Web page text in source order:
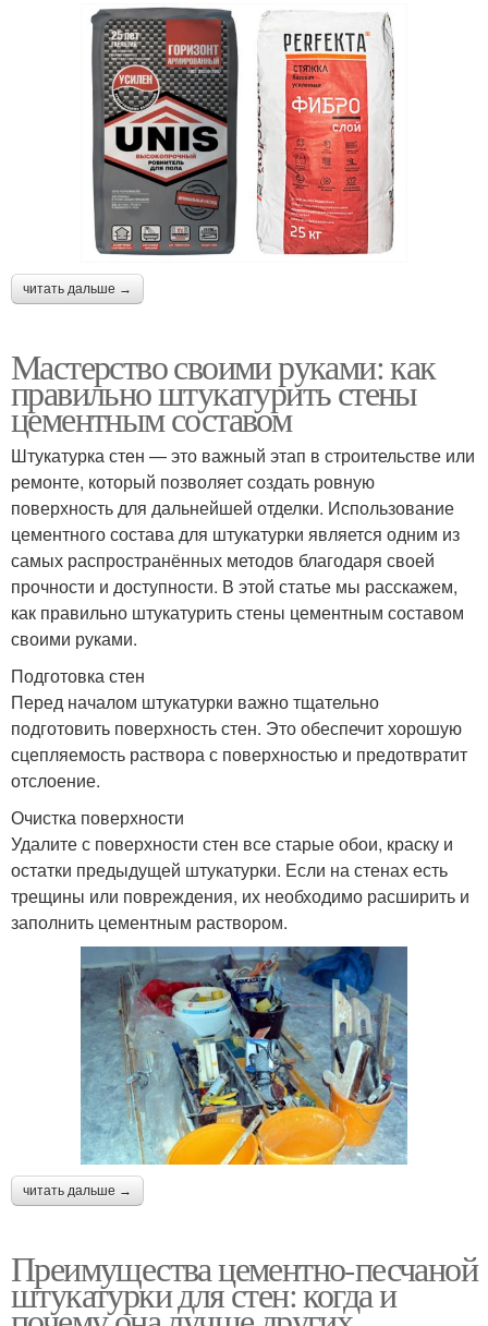
читать дальше →
Мастерство своими руками: как
правильно штукатурить стены
цементным составом
Штукатурка стен — это важный этап в строительстве или
ремонте, который позволяет создать ровную
поверхность для дальнейшей отделки. Использование
цементного состава для штукатурки является одним из
самых распространённых методов благодаря своей
прочности и доступности. В этой статье мы расскажем,
как правильно штукатурить стены цементным составом
своими руками.
Подготовка стен
Перед началом штукатурки важно тщательно
подготовить поверхность стен. Это обеспечит хорошую
сцепляемость раствора с поверхностью и предотвратит
отслоение.
Очистка поверхности
Удалите с поверхности стен все старые обои, краску и
остатки предыдущей штукатурки. Если на стенах есть
трещины или повреждения, их необходимо расширить и
заполнить цементным раствором.
читать дальше →
Преимущества цементно-песчаной
штукатурки для стен: когда и